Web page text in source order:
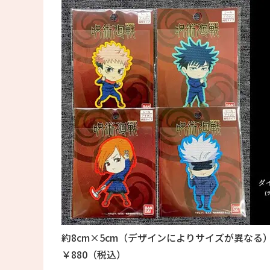
約8cm×5cm（デザインによりサイズが異なる
￥880（税込）